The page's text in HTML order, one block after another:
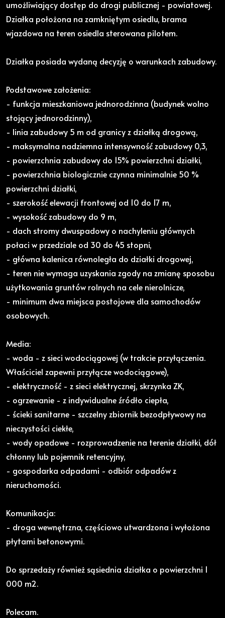
umożliwiający dostęp do drogi publicznej - powiatowej.
Działka położona na zamkniętym osiedlu, brama
wjazdowa na teren osiedla sterowana pilotem.
Działka posiada wydaną decyzję o warunkach zabudowy.
Podstawowe założenia:
- funkcja mieszkaniowa jednorodzinna (budynek wolno
stojący jednorodzinny),
- linia zabudowy 5 m od granicy z działką drogową,
- maksymalna nadziemna intensywność zabudowy 0,3,
- powierzchnia zabudowy do 15% powierzchni działki,
- powierzchnia biologicznie czynna minimalnie 50 %
powierzchni działki,
- szerokość elewacji frontowej od 10 do 17 m,
- wysokość zabudowy do 9 m,
- dach stromy dwuspadowy o nachyleniu głównych
połaci w przedziale od 30 do 45 stopni,
- główna kalenica równoległa do działki drogowej,
- teren nie wymaga uzyskania zgody na zmianę sposobu
użytkowania gruntów rolnych na cele nierolnicze,
- minimum dwa miejsca postojowe dla samochodów
osobowych.
Media:
- woda - z sieci wodociągowej (w trakcie przyłączenia.
Właściciel zapewni przyłącze wodociągowe),
- elektryczność - z sieci elektrycznej, skrzynka ZK,
- ogrzewanie - z indywidualne źródło ciepła,
- ścieki sanitarne - szczelny zbiornik bezodpływowy na
nieczystości ciekłe,
- wody opadowe - rozprowadzenie na terenie działki, dół
chłonny lub pojemnik retencyjny,
- gospodarka odpadami - odbiór odpadów z
nieruchomości.
Komunikacja:
- droga wewnętrzna, częściowo utwardzona i wyłożona
płytami betonowymi.
Do sprzedaży również sąsiednia działka o powierzchni 1
000 m2.
Polecam.